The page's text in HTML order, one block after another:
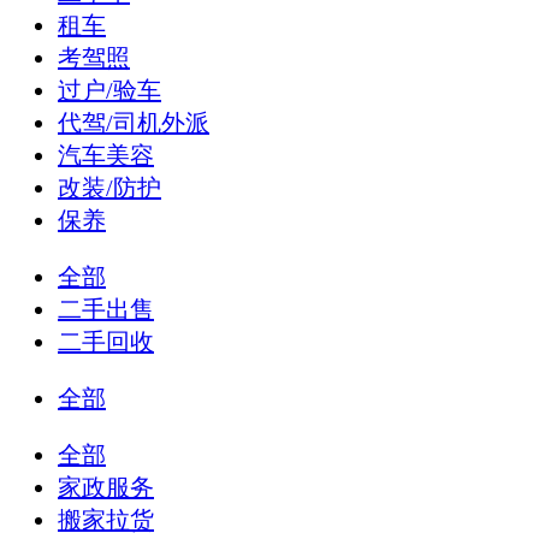
租车
考驾照
过户/验车
代驾/司机外派
汽车美容
改装/防护
保养
全部
二手出售
二手回收
全部
全部
家政服务
搬家拉货